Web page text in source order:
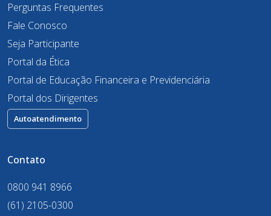
Perguntas Frequentes
Fale Conosco
Seja Participante
Portal da Ética
Portal de Educação Financeira e Previdenciária
Portal dos Dirigentes
Autoatendimento
Contato
0800 941 8966
(61) 2105-0300